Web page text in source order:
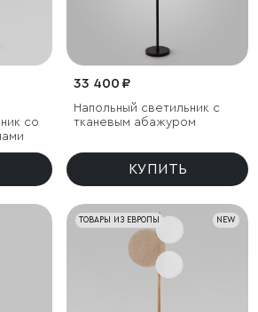
со
33 400 ₽
Напольный светильник с
тканевым абажуром
КУПИТЬ
NEW
ТОВАРЫ ИЗ ЕВРОПЫ